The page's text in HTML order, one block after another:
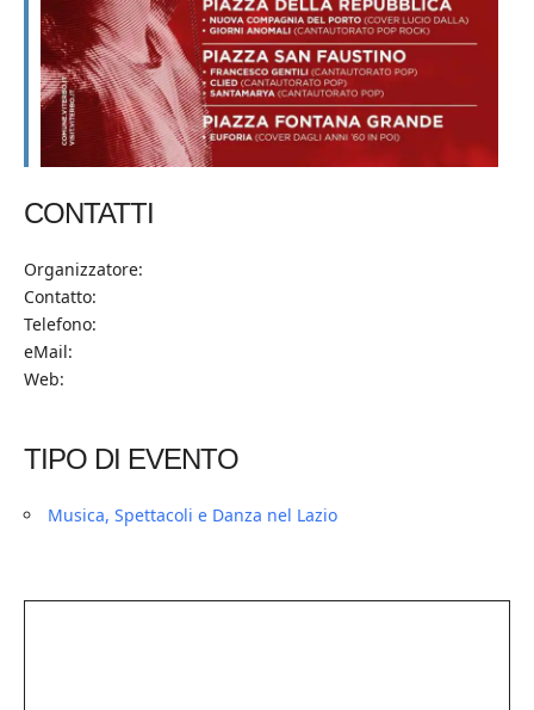
CONTATTI
Organizzatore:
Contatto:
Telefono:
eMail:
Web:
TIPO DI EVENTO
Musica, Spettacoli e Danza nel Lazio